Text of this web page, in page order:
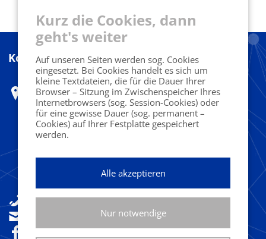
Kontakt
Marketing Club Harz e.V.
Herr Ferdinand Benesch
c/o Designoffice
Fritz-König-Str. 38
+49(0)160 92533841
sekretariat@marketingclub-harz.de
Folgen Sie uns!
Kurz die Cookies, dann
geht's weiter
Auf unseren Seiten werden sog. Cookies
eingesetzt. Bei Cookies handelt es sich um
kleine Textdateien, die für die Dauer Ihrer
Browser – Sitzung im Zwischenspeicher Ihres
Internetbrowsers (sog. Session-Cookies) oder
für eine gewisse Dauer (sog. permanent –
Cookies) auf Ihrer Festplatte gespeichert
werden.
Alle akzeptieren
Nur notwendige